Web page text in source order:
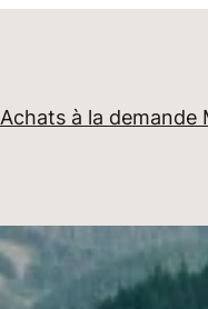
Achats à la demande